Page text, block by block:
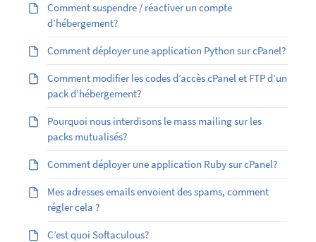
Comment suspendre / réactiver un compte
d’hébergement?
Comment déployer une application Python sur cPanel?
Comment modifier les codes d’accès cPanel et FTP d’un
pack d’hébergement?
Pourquoi nous interdisons le mass mailing sur les
packs mutualisés?
Comment déployer une application Ruby sur cPanel?
Mes adresses emails envoient des spams, comment
régler cela ?
C’est quoi Softaculous?